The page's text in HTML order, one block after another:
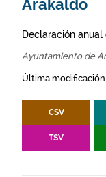
Arakaldo
Declaración
Ayuntamiento de
Última
CSV
TSV